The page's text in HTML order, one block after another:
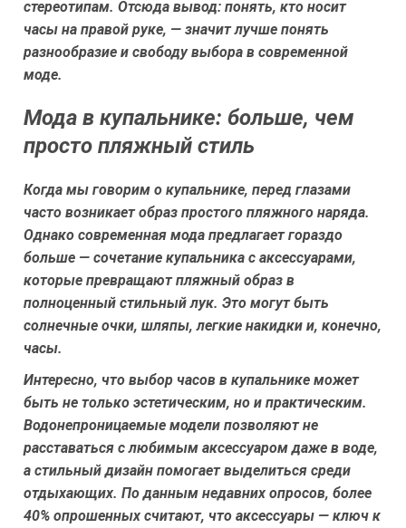
стереотипам. Отсюда вывод: понять, кто носит
часы на правой руке, — значит лучше понять
разнообразие и свободу выбора в современной
моде.
Мода в купальнике: больше, чем
просто пляжный стиль
Когда мы говорим о купальнике, перед глазами
часто возникает образ простого пляжного наряда.
Однако современная мода предлагает гораздо
больше — сочетание купальника с аксессуарами,
которые превращают пляжный образ в
полноценный стильный лук. Это могут быть
солнечные очки, шляпы, легкие накидки и, конечно,
часы.
Интересно, что выбор часов в купальнике может
быть не только эстетическим, но и практическим.
Водонепроницаемые модели позволяют не
расставаться с любимым аксессуаром даже в воде,
а стильный дизайн помогает выделиться среди
отдыхающих. По данным недавних опросов, более
40% опрошенных считают, что аксессуары — ключ к